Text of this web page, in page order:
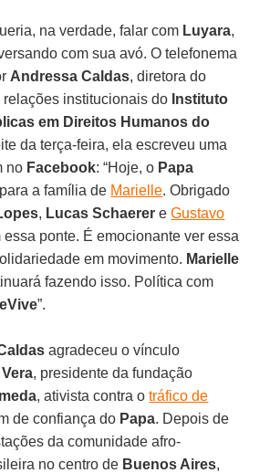
na verdade, falar com Luyara,
com sua avó. O telefonema
Andressa Caldas, diretora do
relações institucionais do Instituto
em Direitos Humanos do
da terça-feira, ela escreveu uma
no Facebook: “Hoje, o Papa
a família de Marielle. Obrigado
, Lucas Schaerer eGustavo
essa ponte. É emocionante ver essa
em movimento. Marielle
fazendo isso. Política com
”.
agradeceu o vínculo
Vera, presidente da fundação
, ativista contra otráfico de
de confiança do Papa. Depois de
da comunidade afro-
no centro de Buenos Aires,